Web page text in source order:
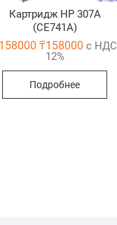
Картридж HP 307A
(CE741A)
158000 ₸158000 с НДС
12%
Подробнее